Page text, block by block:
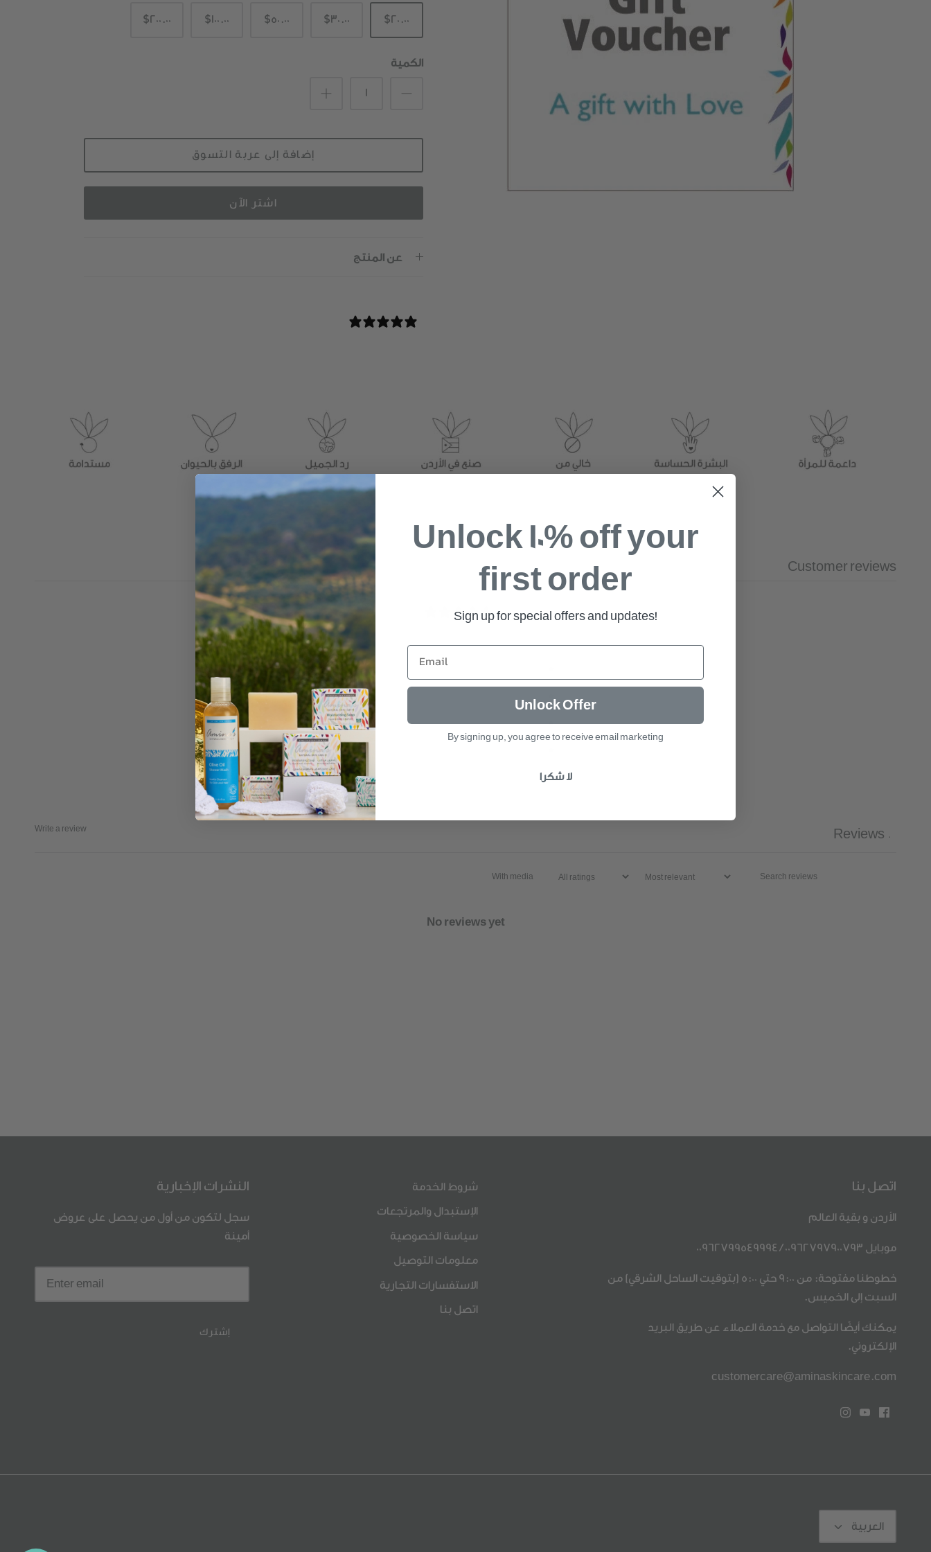
$20.00
$30.00
$50.00
$100.00
$200.00
الكمية
إضافة إلى عربة التسوق
اشتر الآن
عن المنتج
Customer reviews
0
/ 5
3
1
Write a review Reviews 0
With media
No reviews yet
اتصل بنا
الأردن و بقية العالم
موبايل 00962797900793
/
00962799549994
خطوطنا مفتوحة: من 9:00 حتي 5:00 (بتوقيت الساحل الشرقي) من
السبت إلى الخميس.
يمكنك أيضًا التواصل مع خدمة العملاء عن طريق البريد
الإلكتروني.
customercare@aminaskincare.com
شروط الخدمة
الإستبدال والمرتجعات
سياسة الخصوصية
معلومات التوصيل
الاستفسارات التجارية
اتصل بنا
النشرات الإخبارية
سجل لتكون من أول من يحصل على عروض
أمينة
إشترك
Language
العربية
Unlock 10% off your
first order
Sign up for special offers and updates!
Unlock Offer
By signing up, you agree to receive email marketing
لا شكرا